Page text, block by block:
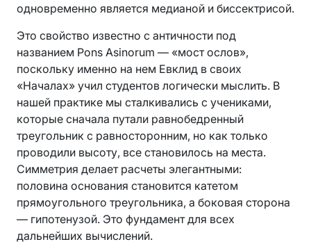
одновременно является медианой и биссектрисой.
Это свойство известно с античности под
названием Pons Asinorum — «мост ослов»,
поскольку именно на нем Евклид в своих
«Началах» учил студентов логически мыслить. В
нашей практике мы сталкивались с учениками,
которые сначала путали равнобедренный
треугольник с равносторонним, но как только
проводили высоту, все становилось на места.
Симметрия делает расчеты элегантными:
половина основания становится катетом
прямоугольного треугольника, а боковая сторона
— гипотенузой. Это фундамент для всех
дальнейших вычислений.